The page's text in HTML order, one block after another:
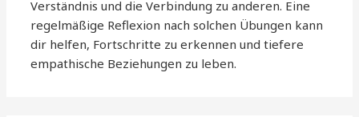
Verständnis und die Verbindung zu anderen. Eine
regelmäßige Reflexion nach solchen Übungen kann
dir helfen, Fortschritte zu erkennen und tiefere
empathische Beziehungen zu leben.